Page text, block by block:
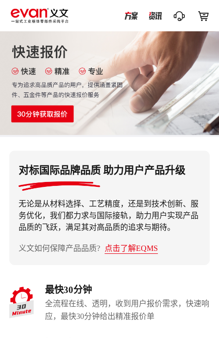
 
对标国际品牌品质 助力用户产品升级
无论是从材料选择、工艺精度，还是到技术创新、服
务优化，我们都力求与国际接轨，助力用户实现产品
品质的飞跃，满足其对高品质的追求与期待。
义文如何保障产品品质? 点击了解EQMS
最快30分钟
全流程在线、透明，收到用户报价需求，快速响
应，最快30分钟给出精准报价单